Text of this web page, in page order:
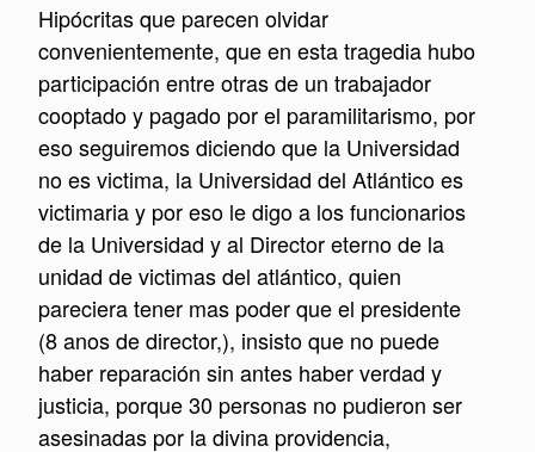
Hipócritas que parecen olvidar
convenientemente, que en esta tragedia hubo
participación entre otras de un trabajador
cooptado y pagado por el paramilitarismo, por
eso seguiremos diciendo que la Universidad
no es victima, la Universidad del Atlántico es
victimaria y por eso le digo a los funcionarios
de la Universidad y al Director eterno de la
unidad de victimas del atlántico, quien
pareciera tener mas poder que el presidente
(8 anos de director,), insisto que no puede
haber reparación sin antes haber verdad y
justicia, porque 30 personas no pudieron ser
asesinadas por la divina providencia,